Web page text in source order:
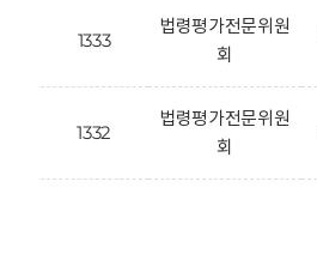
1333
법령평가전문위원
회
1332
법령평가전문위원
회